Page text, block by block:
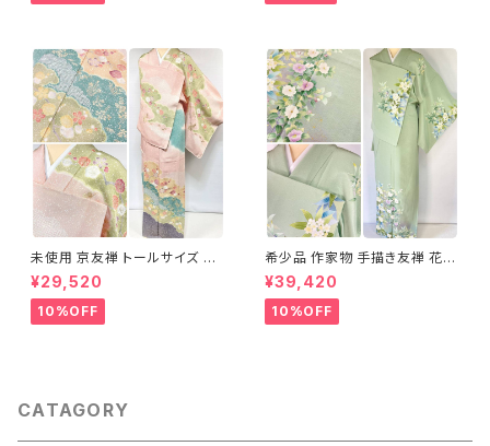
未使用 京友禅 トールサイズ 染
め分け 金彩 訪問着 袷 正絹 ピ
ンク 黄緑 紫 黄色 1438
¥29,520
10%OFF
希少品 作家物 手描き友禅 花鳥
文 椿 沈丁花 訪問着 正絹 袷 黄
緑 青 白 1418
¥39,420
10%OFF
CATAGORY